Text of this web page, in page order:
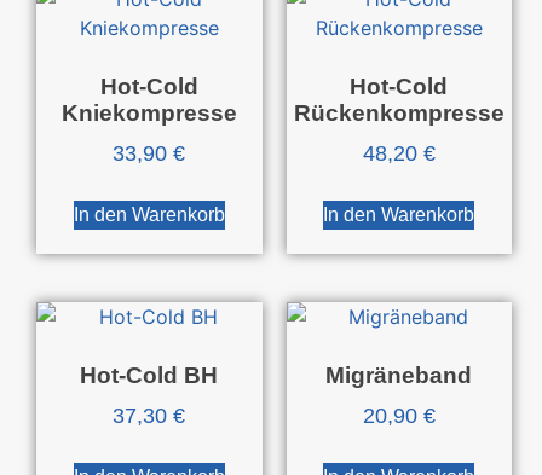
Hot-Cold
Kniekompresse
33,90€
In den Warenkorb
Hot-Cold
Rückenkompresse
48,20 €
In den Warenkorb
Hot-Cold BH
37,30€
Migräneband
20,90 €